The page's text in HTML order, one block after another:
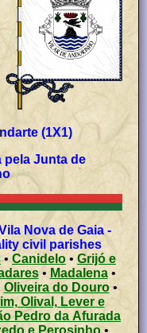
(1X1)
pela Junta de
Nova de Gaia -
civil parishes
• Canidelo • Grijó e
• Madalena•
Oliveira do Douro•
Olival, Lever e
Pedro da Afurada
e Perosinho•